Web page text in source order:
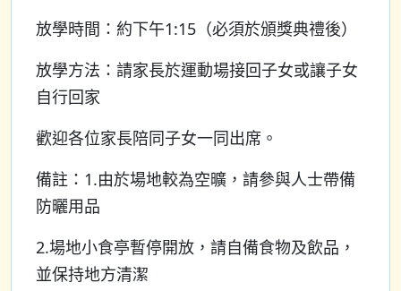
放學時間：約下午1:15（必須於頒獎典禮後）
放學方法：請家長於運動場接回子女或讓子女
自行回家
歡迎各位家長陪同子女一同出席。
備註：1.由於場地較為空曠，請參與人士帶備
防曬用品
2.場地小食亭暫停開放，請自備食物及飲品，
並保持地方清潔